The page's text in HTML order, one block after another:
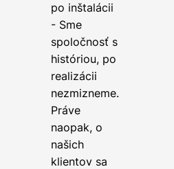
po inštalácii
- Sme
spoločnosť s
históriou, po
realizácii
nezmizneme.
Práve
naopak, o
našich
klientov sa